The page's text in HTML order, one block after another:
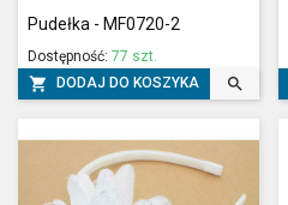
Pudełka - MF0720-2
Dostępność: 77 szt.
 DODAJ DO KOSZYKA 